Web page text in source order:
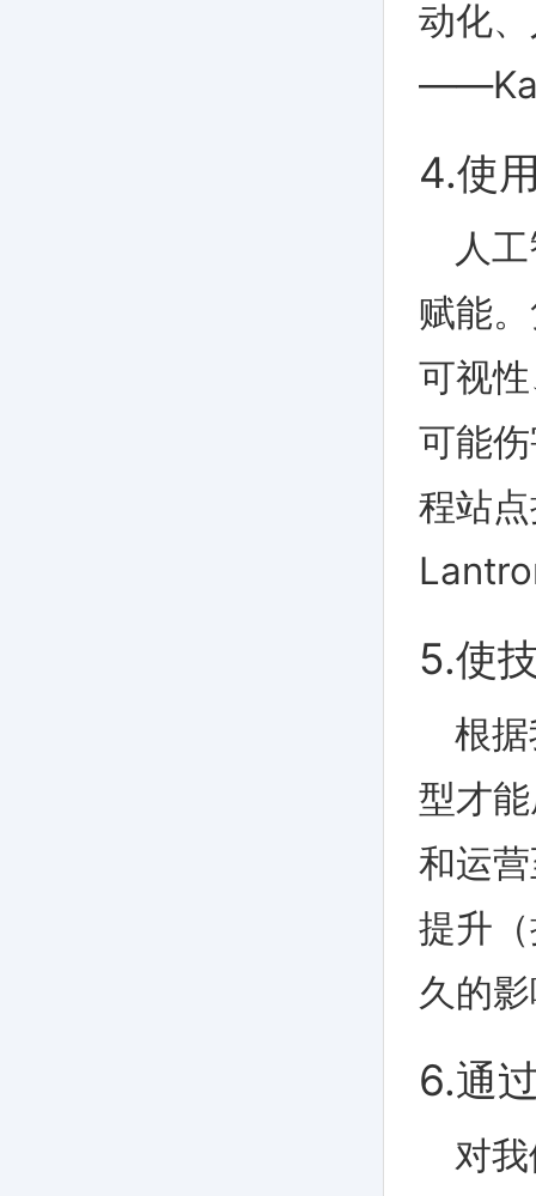
动化
4.使
人
赋能
可视
可能
程站
5.使
根
型才
和运
提升
久的
6.通
对